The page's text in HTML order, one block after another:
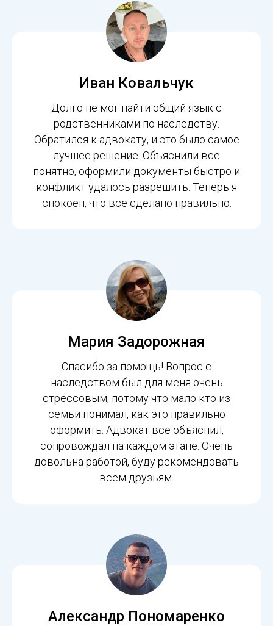
Иван Ковальчук
Долго не мог найти общий язык с
родственниками по наследству.
Обратился к адвокату, и это было самое
лучшее решение. Объяснили все
понятно, оформили документы быстро и
конфликт удалось разрешить. Теперь я
спокоен, что все сделано правильно.
Мария Задорожная
Спасибо за помощь! Вопрос с
наследством был для меня очень
стрессовым, потому что мало кто из
семьи понимал, как это правильно
оформить. Адвокат все объяснил,
сопровождал на каждом этапе. Очень
довольна работой, буду рекомендовать
всем друзьям.
Александр Пономаренко